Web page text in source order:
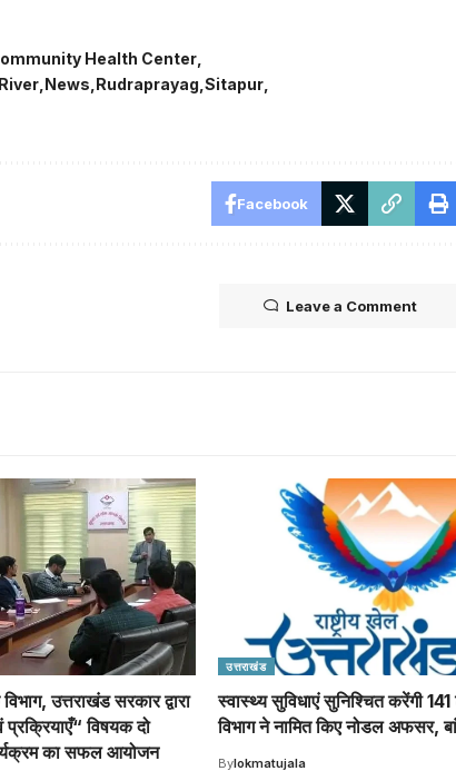
Health Center
News Rudraprayag Sitapur
Facebook
Leave a Comment
उत्तराखंड सरकार द्वारा
प्रक्रियाएँ“ विषयक दो
का सफल आयोजन
उत्तराखंड
स्वास्थ्य सुविधाएं सुनिश्चित करेंगी 141
विभाग ने नामित किए नोडल अफसर,
Bylokmatujala